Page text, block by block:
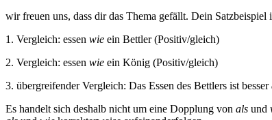
wir freuen uns, dass dir das Thema gefällt. Dein
1. Vergleich: essen wie ein Bettler (Positiv/gleich)
2. Vergleich: essen wie ein König (Positiv/gleich)
3. übergreifender Vergleich: Das Essen des Bettlers ist besser
Es handelt sich deshalb nicht um eine Dopplung von als und